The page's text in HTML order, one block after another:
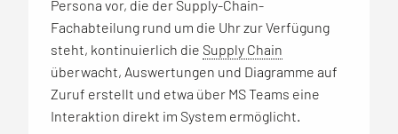
Persona vor, die der Supply-Chain-
Fachabteilung rund um die Uhr zur Verfügung
steht, kontinuierlich die Supply Chain
überwacht, Auswertungen und Diagramme auf
Zuruf erstellt und etwa über MS Teams eine
Interaktion direkt im System ermöglicht.